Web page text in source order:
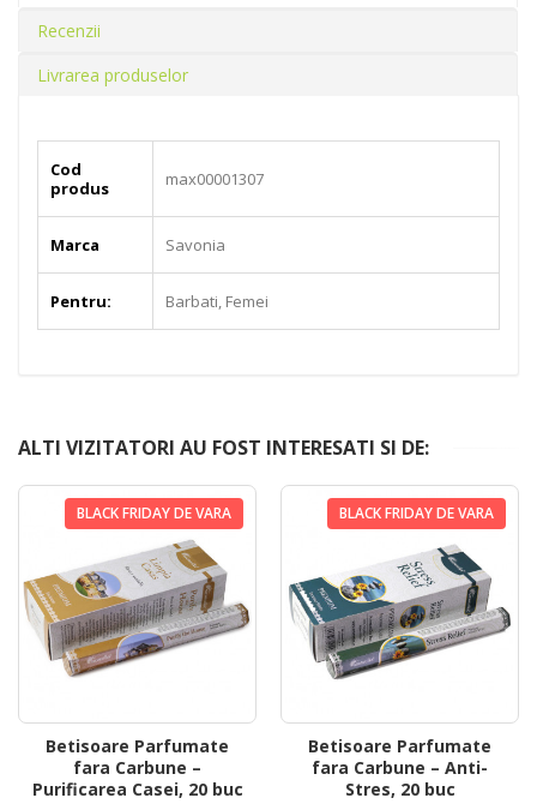
Recenzii
Livrarea produselor
Cod
produs
max00001307
Marca Savonia
Pentru: Barbati, Femei
ALTI VIZITATORI AU FOST INTERESATI SI DE:
BLACK FRIDAY DE VARA
Betisoare Parfumate
fara Carbune –
Purificarea Casei, 20 buc
BLACK FRIDAY DE VARA
Betisoare Parfumate
fara Carbune – Anti-
Stres, 20 buc